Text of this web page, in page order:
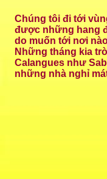
Chúng tôi đi tới
được những hang
do muốn tới nơi
Những tháng kia
Calangues như
những nhà nghỉ